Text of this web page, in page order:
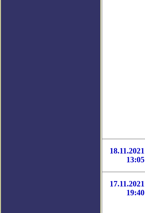
18.11.2021
13:05
17.11.2021
19:40